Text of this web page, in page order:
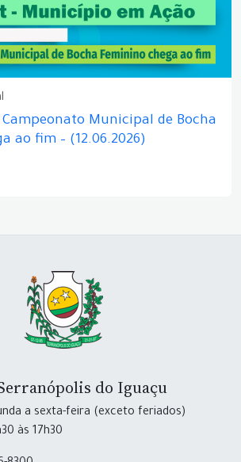
Campeonato Municipal de Bocha
ao fim – (12.06.2026)
do Iguaçu
a sexta-feira (exceto feriados)
às 17h30